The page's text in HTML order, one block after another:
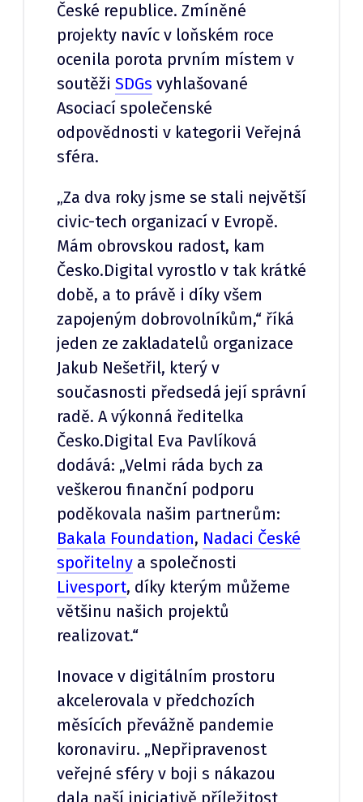
České republice. Zmíněné
projekty navíc v loňském roce
ocenila porota prvním místem v
soutěži SDGs vyhlašované
Asociací společenské
odpovědnosti v kategorii Veřejná
sféra.
„Za dva roky jsme se stali největší
civic-tech organizací v Evropě.
Mám obrovskou radost, kam
Česko.Digital vyrostlo v tak krátké
době, a to právě i díky všem
zapojeným dobrovolníkům,“ říká
jeden ze zakladatelů organizace
Jakub Nešetřil, který v
současnosti předsedá její správní
radě. A výkonná ředitelka
Česko.Digital Eva Pavlíková
dodává: „Velmi ráda bych za
veškerou finanční podporu
poděkovala našim partnerům:
Bakala Foundation, Nadaci České
spořitelny a společnosti
Livesport, díky kterým můžeme
většinu našich projektů
realizovat.“
Inovace v digitálním prostoru
akcelerovala v předchozích
měsících převážně pandemie
koronaviru. „Nepřipravenost
veřejné sféry v boji s nákazou